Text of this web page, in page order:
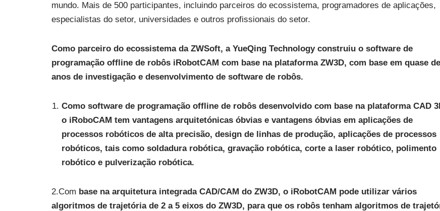
mundo. Mais de 500 participantes, incluindo parceiros do ecossistema, programadores de aplicações,
especialistas do setor, universidades e outros profissionais do setor.
Como parceiro do ecossistema da ZWSoft, a YueQing Technology construiu o software de
programação offline de robôs iRobotCAM com base na plataforma ZW3D, com base em quase
anos de investigação e desenvolvimento de software de robôs.
Como software de programação offline de robôs desenvolvido com base na plataforma CAD
o iRoboCAM tem vantagens arquitetónicas óbvias e vantagens óbvias em aplicações de
processos robóticos de alta precisão, design de linhas de produção, aplicações de processos
robóticos, tais como soldadura robótica, gravação robótica, corte a laser robótico, polimento
robótico e pulverização robótica.
2.Com base na arquitetura integrada CAD/CAM do ZW3D, o iRobotCAM pode utilizar vários
algoritmos de trajetória de 2 a 5 eixos do ZW3D, para que os robôs tenham algoritmos de